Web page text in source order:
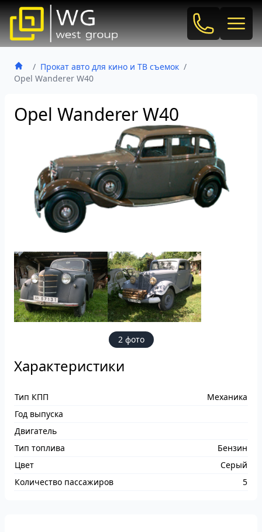
Позвонить
/ Прокат авто для кино и ТВ съемок /
Opel Wanderer W40
Opel Wanderer W40
2 фото
Характеристики
Тип КПП
Механика
Год выпуска
Двигатель
Тип топлива
Бензин
Цвет
Серый
Количество пассажиров
5